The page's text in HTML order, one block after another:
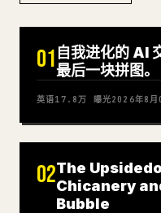
01 自我进化的 AI
最后一块拼图。
英语17.8万 曝光2026年8月
02The
Chicanery
Bubble